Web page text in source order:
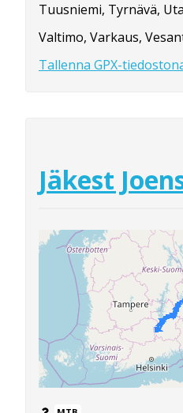
Tuusniemi, Tyrnävä,
Valtimo, Varkaus,
Tallenna GPX-
Jäkest